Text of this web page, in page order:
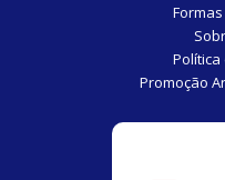
Promoção